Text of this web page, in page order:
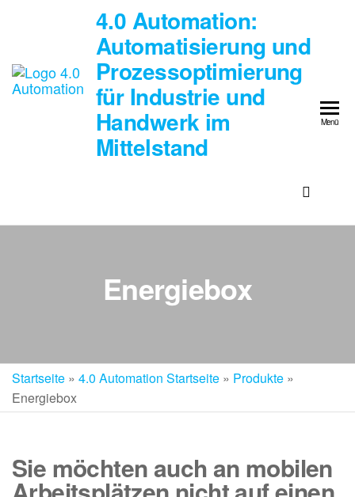
4.0 Automation:
Automatisierung und
Prozessoptimierung
für Industrie und
Handwerk im
Mittelstand
Menü
Energiebox
Startseite » 4.0 Automation Startseite » Produkte »
Energiebox
Sie möchten auch an mobilen